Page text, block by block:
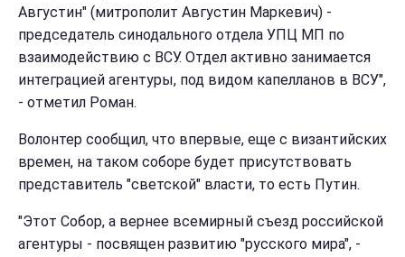
Августин" (митрополит Августин Маркевич) -
председатель синодального отдела УПЦ МП по
взаимодействию с ВСУ. Отдел активно занимается
интеграцией агентуры, под видом капелланов в ВСУ",
- отметил Роман.
Волонтер сообщил, что впервые, еще с византийских
времен, на таком соборе будет присутствовать
представитель "светской" власти, то есть Путин.
"Этот Собор, а вернее всемирный съезд российской
агентуры - посвящен развитию "русского мира", -